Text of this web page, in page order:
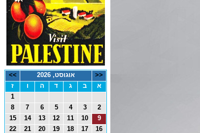
<< אוגוסט, 2026
>>
א
ב ג ד ה ו
ז
1
2
3
4
5
6
7
8
9
10
11
12
13
14
15
16
17
18
19
20
21
22